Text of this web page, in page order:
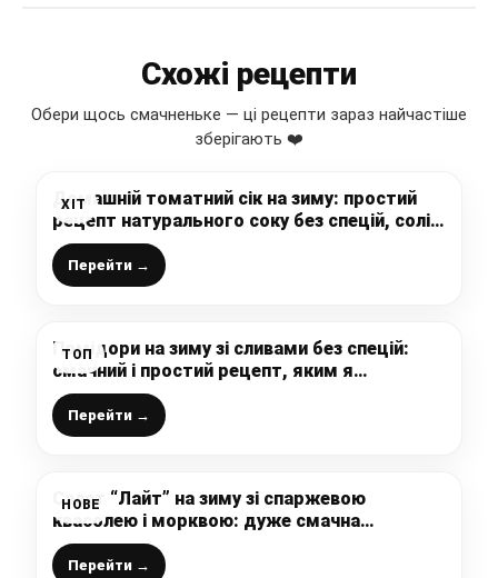
Схожі рецепти
Обери щось смачненьке — ці рецепти зараз найчастіше
зберігають ❤️
ХІТ
Домашній томатний сік на зиму: простий
рецепт натурального соку без спецій, солі і
цукру, а виходить в 100 раз смачніше
магазинного
Перейти →
ТОП
Помідори на зиму зі сливами без спецій:
смачний і простий рецепт, яким я
користуюсь вже кілька років підряд
Перейти →
НОВЕ
Салат “Лайт” на зиму зі спаржевою
квасолею і морквою: дуже смачна
заготівля, яка швидко з’їдається (рецепт
без оцту)
Перейти →